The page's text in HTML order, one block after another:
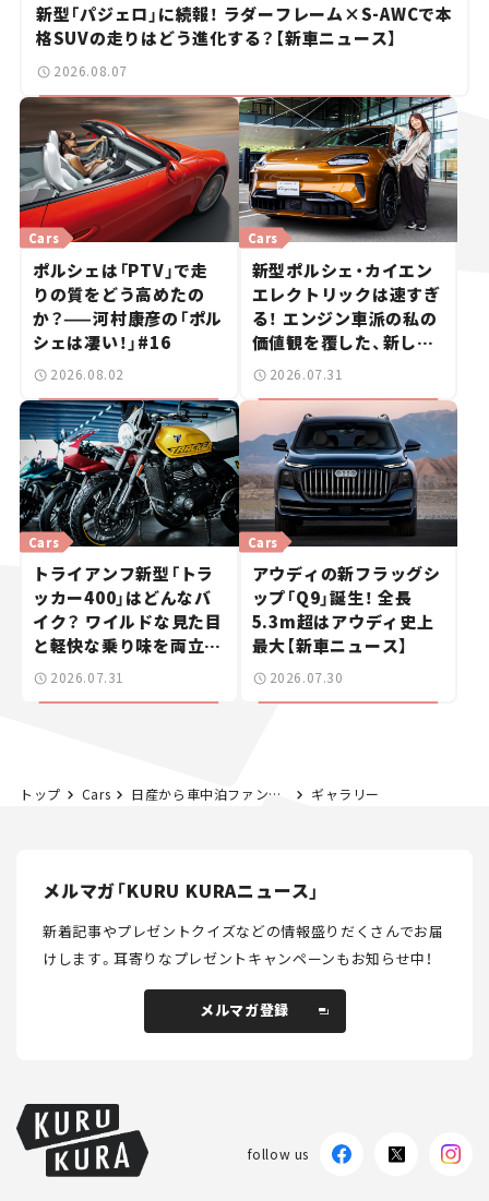
新型「パジェロ」に続報！ ラダーフレーム×S-AWCで本
格SUVの走りはどう進化する？【新車ニュース】
2026.08.07
ポルシェは「PTV」で走
りの質をどう高めたの
か？——河村康彦の「ポル
シェは凄い！」#16
Cars
2026.08.02
新型ポルシェ・カイエン
エレクトリックは速すぎ
る！ エンジン車派の私の
価値観を覆した、新しい
ポルシェの走り。
Cars
2026.07.31
トライアンフ新型「トラ
ッカー400」はどんなバ
イク？ ワイルドな見た目
と軽快な乗り味を両立し
た400ccフラットトラッ
Cars
2026.07.31
アウディの新フラッグシ
ップ「Q9」誕生！ 全長
5.3m超はアウディ史上
最大【新車ニュース】
Cars
2026.07.30
トップ Cars 日産から車中泊ファン注目の「キャラバン」が登場！ 新たなカスタムカー「AUTECH LINE」ってどんなクルマ？【新車ニュース】 ギャラリー
メルマガ「KURU KURAニュース」
新着記事やプレゼントクイズなどの情報盛りだくさんでお届
けします。耳寄りなプレゼントキャンペーンもお知らせ中！
メルマガ登録
follow us